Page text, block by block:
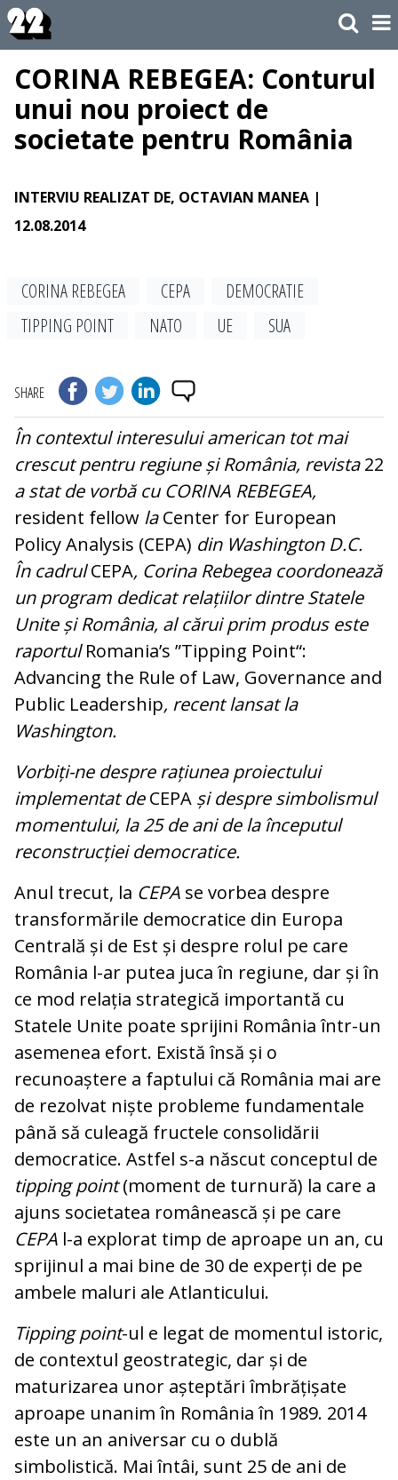
CORINA REBEGEA: Conturul
unui nou proiect de
societate pentru România
INTERVIU REALIZAT DE, OCTAVIAN MANEA |
12.08.2014
CORINA REBEGEA CEPA
DEMOCRATIE
TIPPING POINT
NATO UE SUA
SHARE
În contextul interesului american tot mai
crescut pentru regiune și România, revista22
a stat de vorbă cu CORINA REBEGEA,
resident fellow laCenter for European
Policy Analysis (CEPA) din Washington D.C.
În cadrulCEPA, Corina Rebegea coordonează
un program dedicat relațiilor dintre Statele
Unite și România, al cărui prim produs este
raportulRomania’s ”Tipping Point“:
Advancing the Rule of Law, Governance and
Public Leadership, recent lansat la
Washington.
Vorbiți-ne despre rațiunea proiectului
implementat deCEPA și despre simbolismul
momentului, la 25 de ani de la începutul
reconstrucției democratice.
Anul trecut, la CEPA se vorbea despre
transformările democratice din Europa
Centrală și de Est și despre rolul pe care
România l-ar putea juca în regiune, dar și în
ce mod relația strategică importantă cu
Statele Unite poate sprijini România într-un
asemenea efort. Există însă și o
recunoaștere a faptului că România mai are
de rezolvat niște probleme fundamentale
până să culeagă fructele consolidării
democratice. Astfel s-a născut conceptul de
tipping point(moment de turnură) la care a
ajuns societatea românească și pe care
CEPA l-a explorat timp de aproape un an, cu
sprijinul a mai bine de 30 de experți de pe
ambele maluri ale Atlanticului.
Tipping point-ul e legat de momentul istoric,
de contextul geostrategic, dar și de
maturizarea unor așteptări îmbrățișate
aproape unanim în România în 1989. 2014
este un an aniversar cu o dublă
simbolistică. Mai întâi, sunt 25 de ani de